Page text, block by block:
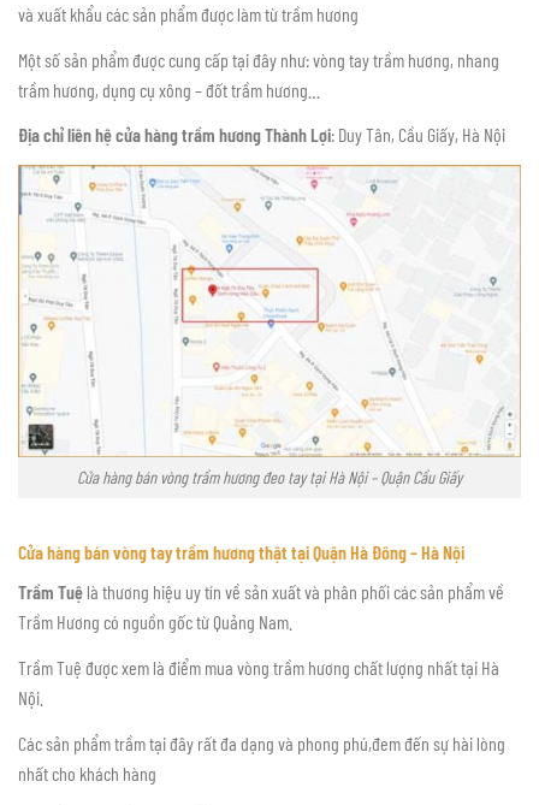
và xuất khẩu các sản phẩm được làm từ trầm hương
Một số sản phẩm được cung cấp tại đây như: vòng tay trầm hương, nhang
trầm hương, dụng cụ xông – đốt trầm hương…
Địa chỉ liên hệ cửa hàng trầm hương Thành Lợi: Duy Tân, Cầu Giấy, Hà Nội
Cửa hàng bán vòng trầm hương đeo tay tại Hà Nội – Quận Cầu Giấy
Cửa hàng bán vòng tay trầm hương thật tại Quận Hà Đông – Hà Nội
Trầm Tuệ là thương hiệu uy tín về sản xuất và phân phối các sản phẩm về
Trầm Hương có nguồn gốc từ Quảng Nam.
Trầm Tuệ được xem là điểm mua vòng trầm hương chất lượng nhất tại Hà
Nội.
Các sản phẩm trầm tại đây rất đa dạng và phong phú,đem đến sự hài lòng
nhất cho khách hàng